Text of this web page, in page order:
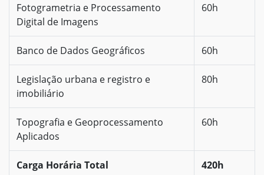
Fotogrametria e Processamento
Digital de Imagens
60h
Banco de Dados Geográficos 60h
Legislação urbana e registro e
imobiliário
80h
Topografia e Geoprocessamento
Aplicados
60h
Carga Horária Total 420h